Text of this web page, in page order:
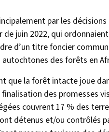
par les
de juin 2022, qui
d’un titre foncier
autochtones des forêts en
que la forêt intacte joue
des promesses
couvrent 17 % des
détenus et/ou contrôlés